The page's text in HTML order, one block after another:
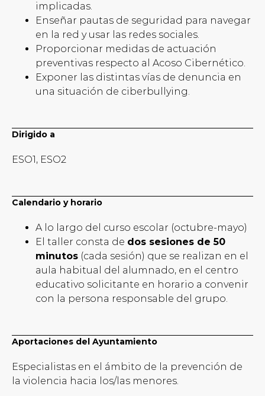
implicadas.
Enseñar pautas de seguridad para navegar
en la red y usar las redes sociales.
Proporcionar medidas de actuación
preventivas respecto al Acoso Cibernético.
Exponer las distintas vías de denuncia en
una situación de ciberbullying.
Dirigido a
ESO1, ESO2
Calendario y horario
A lo largo del curso escolar (octubre-mayo)
El taller consta de dos sesiones de 50
minutos (cada sesión) que se realizan en el
aula habitual del alumnado, en el centro
educativo solicitante en horario a convenir
con la persona responsable del grupo.
Aportaciones del Ayuntamiento
Especialistas en el ámbito de la prevención de
la violencia hacia los/las menores.